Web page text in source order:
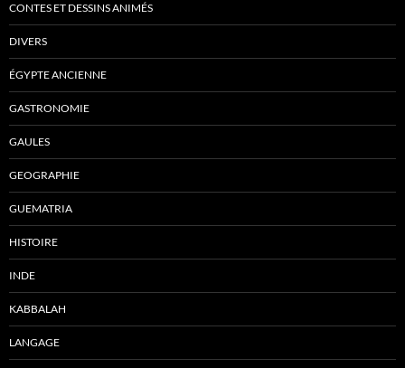
CONTES ET DESSINS ANIMÉS
DIVERS
ÉGYPTE ANCIENNE
GASTRONOMIE
GAULES
GEOGRAPHIE
GUEMATRIA
HISTOIRE
INDE
KABBALAH
LANGAGE